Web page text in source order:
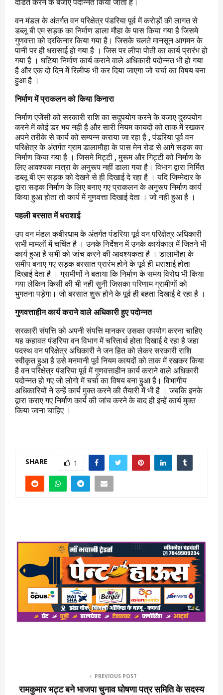
दंडित करने के बजाए पदोन्नत किया जाता हैं।
वन मंडल के अंतर्गत वन परिक्षेत्र पंडरिया पूर्व में करोड़ों की लागत से
डब्लू बी एम सड़क का निर्माण डाला मौहा के पास किया गया है जिसमे
गुणवत्ता को दरकिनार किया गया है। जिसके चलते मानसून आगमन के
पानी पर ही धरासाई हो गया है । जिस पर लीपा पोती का कार्य प्रारंभ हो
गया है । घटिया निर्माण कार्य कराने वाले अधिकारी पदोन्नत भी हो गया
है और एक दो दिन में रिलीफ भी कर दिया जाएगा जो चर्चा का विषय बना
हुआ है ।
निर्माण में प्राकलन को किया किनारा
निर्माण एजेंसी को सरकारी राशि का सदुपयोग करने के बजाए दुरुपयोग
करने में कोई डर भय नही है और सारी नियम कायदों को ताक में रखकर
अपने तरीके से कार्य को सम्पन्न कराया जा रहा है , पंडरिया पूर्व वन
परिक्षेत्र के अंतर्गत ग्राम डालामौहा के पास मेन रोड से आगे सड़क का
निर्माण किया गया है । जिसमे मिट्टी , मुरूम और गिट्टी को निर्माण के
लिए आवश्यक मात्रा के अनुरूप नहीं डाला गया है। विभाग द्वारा निर्मित
डब्लू बी एम सड़क को देखने से ही दिखाई दे रहा है । यदि जिम्मेदार के
द्वारा सड़क निर्माण के लिए बनाए गए प्राकलन के अनुरूप निर्माण कार्य
किया हुआ होता तो कार्य में गुणवत्ता दिखाई देता । जो नही हुआ है ।
पहली बरसात में धराशाई
उप वन मंडल कबीरधाम के अंतर्गत पंडरिया पूर्व वन परिक्षेत्र अधिकारी
सभी मामलों में चर्चित है । उनके निर्देशन में उनके कार्यकाल में जितने भी
कार्य हुआ है सभी को जांच करने की आवश्यकता है । डालामौहा के
समीप बनाए गए सड़क बरसात प्रारंभ होने के पूर्व ही धराशाई होता
दिखाई देता है । ग्रामीणों ने बताया कि निर्माण के समय विरोध भी किया
गया लेकिन किसी की भी नही सुनी जिसका परिणाम ग्रामीणों को
भुगतना पड़ेगा। जो बरसात शुरू होने के पूर्व ही बहता दिखाई दे रहा है ।
गुणवत्ताहीन कार्य कराने वाले अधिकारी हुए पदोन्नत
सरकारी संपत्ति को अपनी संपत्ति मानकर उसका उपयोग करना चाहिए
यह कहावत पंडरिया वन विभाग में चरितार्थ होता दिखाई दे रहा है जहा
पदस्थ वन परिक्षेत्र अधिकारी ने जन हित को लेकर सरकारी राशि
स्वीकृत हुआ है उसे मनमानी पूर्व नियम कायदों को ताक में रखकर किया
है वन परिक्षेत्र पंडरिया पूर्व में गुणवत्ताहीन कार्य कराने वाले अधिकारी
पदोन्नत हो गए जो लोगो में चर्चा का विषय बना हुआ है। विभागीय
अधिकारियों ने उन्हें कार्य मुक्त करने की तैयारी में भी है । जबकि इनके
द्वारा कराए गए निर्माण कार्य की जांच करने के बाद ही इन्हें कार्य मुक्त
किया जाना चाहिए ।
SHARE 1
PREVIOUS POST
रामकुमार भट्ट बने भाजपा चुनाव घोषणा पत्र समिति के सदस्य